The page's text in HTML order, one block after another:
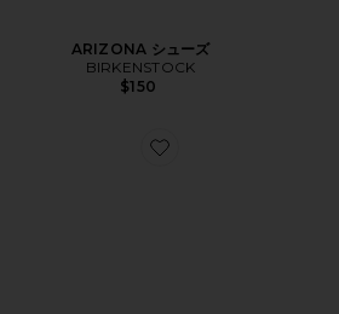
ARIZONA シューズ
BIRKENSTOCK
$150
Favorite BOSTON シューズ